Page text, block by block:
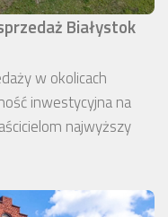
Białystok
w okolicach
inwestycyjna na
najwyższy